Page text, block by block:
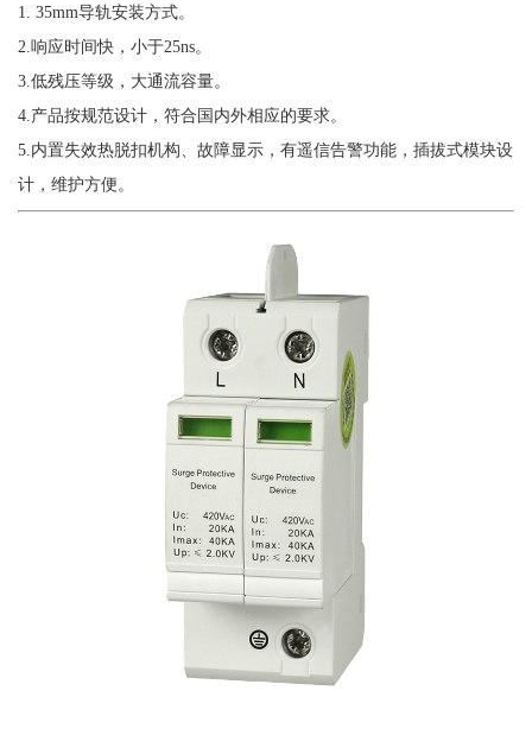
1. 35mm导轨安装方式。
2. 响应时间快，小于25ns。
3. 低残压等级，大通流容量。
4. 产品按规范设计，符合国内外相应的要求。
5. 内置失效热脱扣机构、故障显示，有遥信告警功能，插拔式模块设
计，维护方便。